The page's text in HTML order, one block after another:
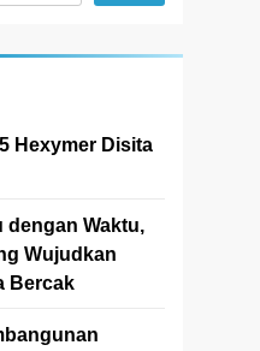
Hexymer Disita
dengan Waktu,
Wujudkan
Bercak